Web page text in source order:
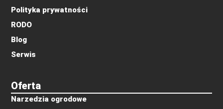
Oferta
Narzedzia ogrodowe
Polityka prywatności
RODO
Blog
Serwis